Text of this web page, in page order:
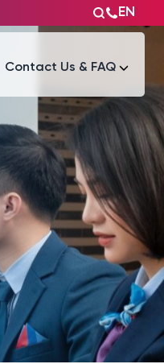
EN
Contact Us & FAQ